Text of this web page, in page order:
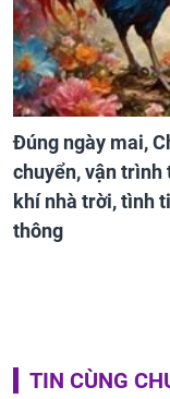
Đúng ngày mai,
chuyển, vận trình
khí nhà trời, tình
thông
TIN CÙNG